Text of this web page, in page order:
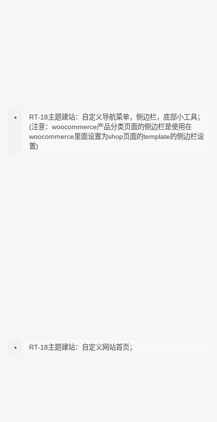
RT-18主题建站：自定义导航菜单，侧边栏，底部小工具；
(注意：woocommerce产品分类页面的侧边栏是使用在
woocommerce里面设置为shop页面的template的侧边栏设
置)
RT-18主题建站：自定义网站首页；